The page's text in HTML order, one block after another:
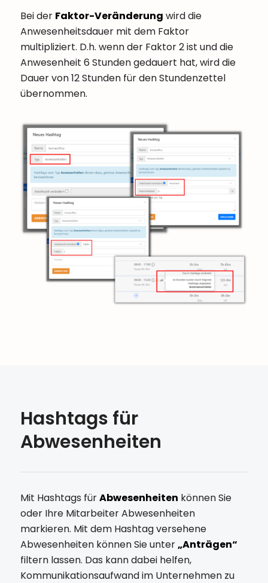
Bei der Faktor-Veränderung wird die
Anwesenheitsdauer mit dem Faktor
multipliziert. D.h. wenn der Faktor 2 ist und die
Anwesenheit 6 Stunden gedauert hat, wird die
Dauer von 12 Stunden für den Stundenzettel
übernommen.
Hashtags für
Abwesenheiten
Mit Hashtags fürAbwesenheiten können Sie
oder Ihre Mitarbeiter Abwesenheiten
markieren. Mit dem Hashtag versehene
Abwesenheiten können Sie unter„Anträgen“
filtern lassen. Das kann dabei helfen,
Kommunikationsaufwand im Unternehmen zu